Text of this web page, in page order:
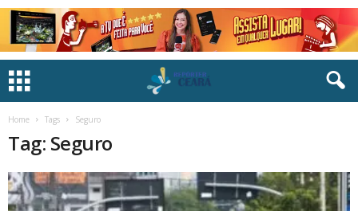
Home Tags Seguro
Tag: Seguro